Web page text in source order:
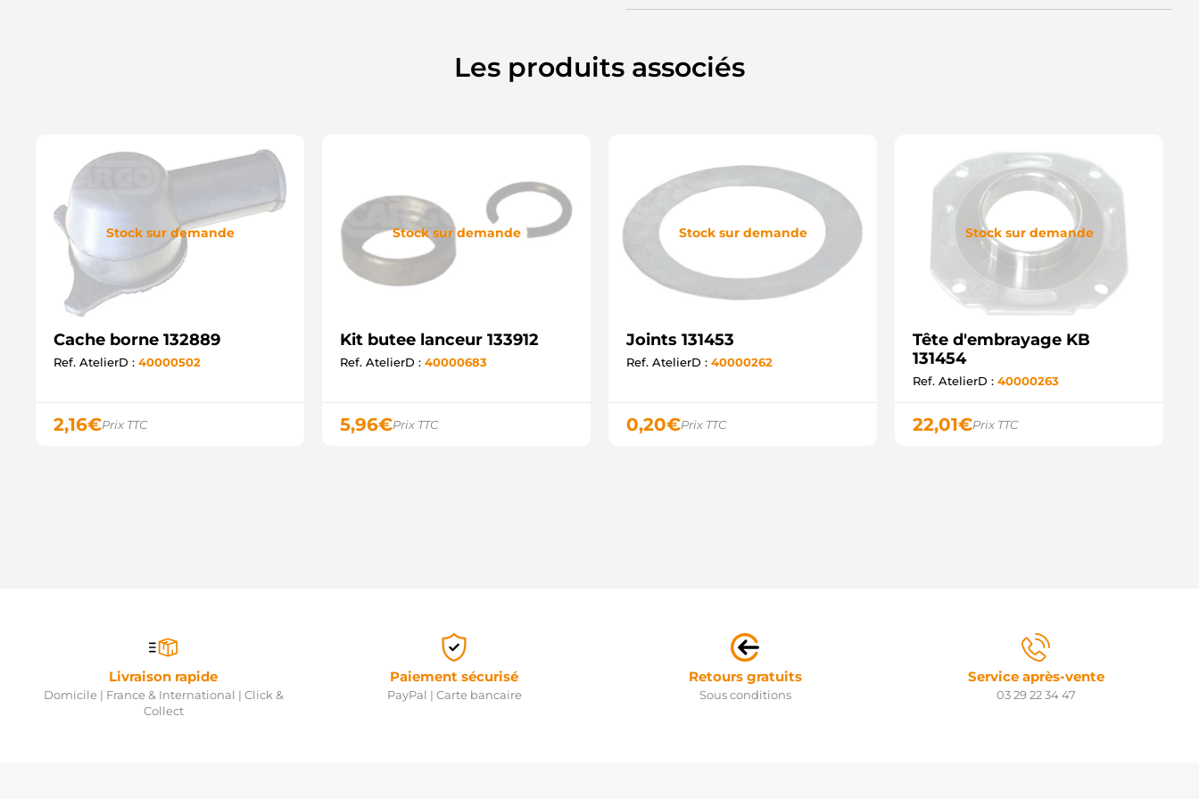
Les produits associés
Stock sur demande
Cache borne 132889
Ref. AtelierD : 40000502
2,16€Prix TTC
Stock sur demande
Kit butee lanceur 133912
Ref. AtelierD : 40000683
5,96€Prix TTC
Stock sur demande
Joints 131453
Ref. AtelierD : 40000262
0,20€Prix TTC
Stock sur demande
Tête d'embrayage KB
131454
Ref. AtelierD : 40000263
22,01€Prix TTC
Livraison rapide
Domicile | France & International | Click &
Collect
Paiement sécurisé
PayPal | Carte bancaire
Retours gratuits
Sous conditions
Service après-vente
03 29 22 34 47